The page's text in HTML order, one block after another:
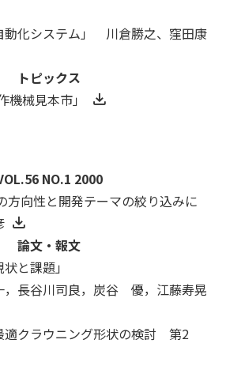
動化システム」 川倉勝之、窪田康
トピックス
機械見本市」
NO.1 2000
方向性と開発テーマの絞り込みに
論文・報文
と課題」
，長谷川司良，炭谷 優，江藤寿晃
適クラウニング形状の検討 第2